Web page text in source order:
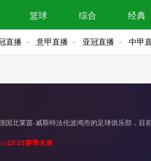
篮球 综合 经典
直播 意甲直播 亚冠直播 中甲
国北莱茵-威斯特法伦波鸿市的足球俱乐部，目
>>22-23赛季名单